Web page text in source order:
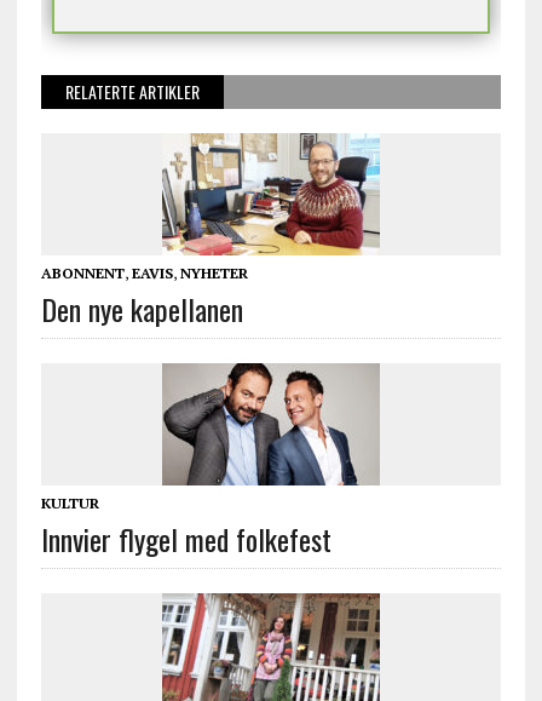
RELATERTE ARTIKLER
ABONNENT, EAVIS, NYHETER
Den nye kapellanen
KULTUR
Innvier flygel med folkefest